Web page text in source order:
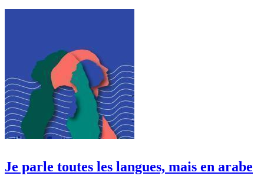
Je parle toutes les langues, mais en arabe